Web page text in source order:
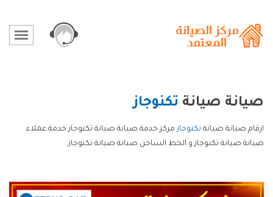
صيانة صيانة تكنوجاز
ارقام صيانة صيانة تكنوجازمركز خدمة صيانة صيانة تكنوجاز خدمة عملاء
صيانة صيانة تكنوجاز و الخط الساخن صيانة صيانة تكنوجاز.